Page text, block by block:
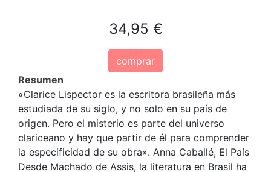
34,95 €
comprar
Resumen
«Clarice Lispector es la escritora brasileña más
estudiada de su siglo, y no solo en su país de
origen. Pero el misterio es parte del universo
clariceano y hay que partir de él para comprender
la especificidad de su obra». Anna Caballé, El País
Desde Machado de Assis, la literatura en Brasil ha